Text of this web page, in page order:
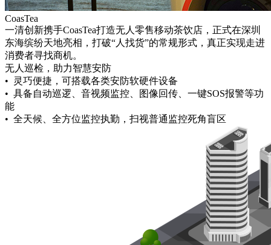
CoasTea
一清创新携手CoasTea打造无人零售移动茶饮店，正式在深圳
东海缤纷天地亮相，打破“人找货”的常规形式，真正实现走进
消费者寻找商机。
无人巡检，助力智慧安防
• 灵巧便捷，可搭载各类安防软硬件设备
• 具备自动巡逻、音视频监控、图像回传、一键SOS报警等功
能
• 全天候、全方位监控执勤，扫视普通监控死角盲区